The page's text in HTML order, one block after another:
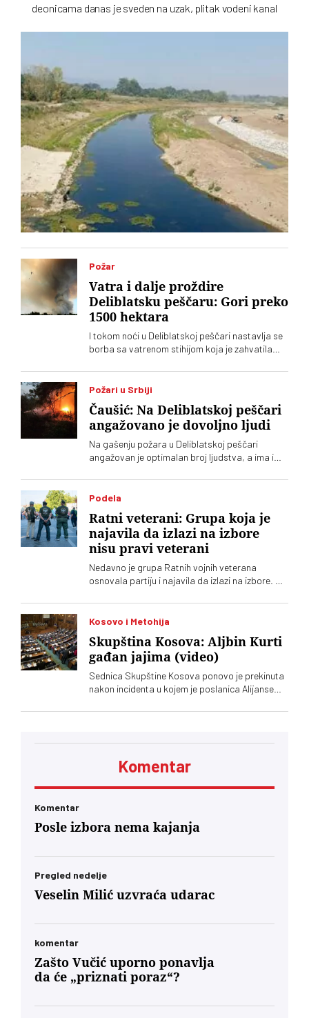
deonicama danas je sveden na uzak, plitak vodeni kanal
Požar
Vatra i dalje proždire
Deliblatsku peščaru: Gori preko
1500 hektara
I tokom noći u Deliblatskoj peščari nastavlja se
borba sa vatrenom stihijom koja je zahvatila
Požari u Srbiji
Čaušić: Na Deliblatskoj peščari
angažovano je dovoljno ljudi
Na gašenju požara u Deliblatskoj peščari
angažovan je optimalan broj ljudstva, a ima i
pomoćnik ministra Ministarstva unutrašnjih
poslova. Požarom je zahvaćeno oko hiljadu i po
Podela
Ratni veterani: Grupa koja je
najavila da izlazi na izbore
nisu pravi veterani
Nedavno je grupa Ratnih vojnih veterana
osnovala partiju i najavila da izlazi na izbore. Oni
se od njih
Kosovo i Metohija
Skupština Kosova: Aljbin Kurti
gađan jajima (video)
Sednica Skupštine Kosova ponovo je prekinuta
nakon incidenta u kojem je poslanica Alijanse
premijera Aljbina Kurtija
Komentar
Komentar
Posle izbora nema kajanja
Pregled nedelje
Veselin Milić uzvraća udarac
komentar
Zašto Vučić uporno ponavlja
da će „priznati poraz“?